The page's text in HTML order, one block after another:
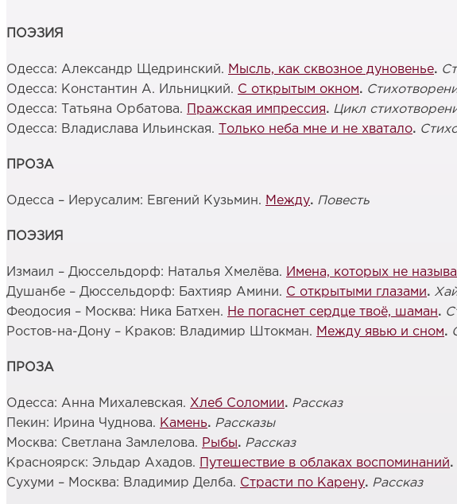
ПОЭЗИЯ
Одесса: Александр Щедринский. Мысль, как сквозное дуновенье.
Одесса: Константин А. Ильницкий. С открытым окном.
Одесса: Татьяна Орбатова. Пражская импрессия. Цикл
Одесса: Владислава Ильинская. Только неба мне и не хватало.
ПРОЗА
Одесса – Иерусалим: Евгений Кузьмин. Между. Повесть
ПОЭЗИЯ
Измаил – Дюссельдорф: Наталья Хмелёва. Имена, которых не
Душанбе – Дюссельдорф: Бахтияр Амини. С открытыми глазами.
Феодосия – Москва: Ника Батхен. Не погаснет сердце твоё, шаман.
Ростов-на-Дону – Краков: Владимир Штокман. Между явью и сном.
ПРОЗА
Одесса: Анна Михалевская. Хлеб Соломии. Рассказ
Пекин: Ирина Чуднова. Камень. Рассказы
Москва: Светлана Замлелова. Рыбы. Рассказ
Красноярск: Эльдар Ахадов. Путешествие в облаках воспоминаний.
Сухуми – Москва: Владимир Делба. Страсти по Карену. Рассказ